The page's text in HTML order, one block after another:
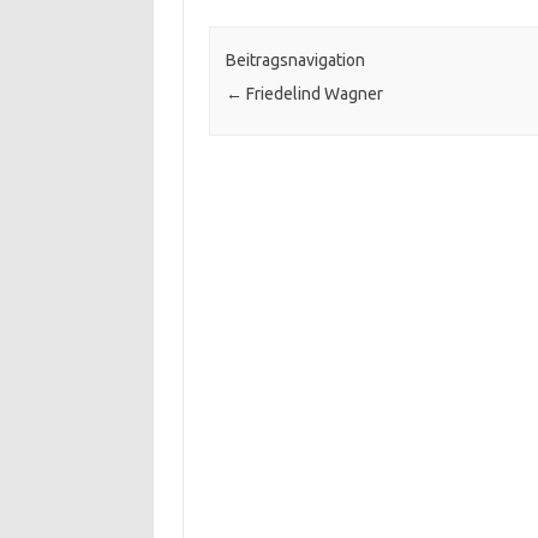
Beitragsnavigation
← Friedelind Wagner